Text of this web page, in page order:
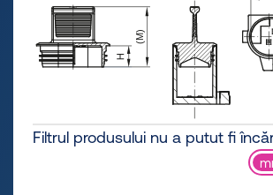
Filtrul produsului nu a putut fi